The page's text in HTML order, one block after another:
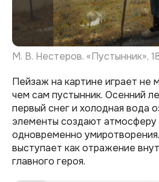
М. В. Нестеров. «Пустынник»,
Пейзаж на картине играет не
чем сам пустынник. Осенний
первый снег и холодная вода
элементы создают атмосферу
одновременно
выступает как отражение
главного героя.